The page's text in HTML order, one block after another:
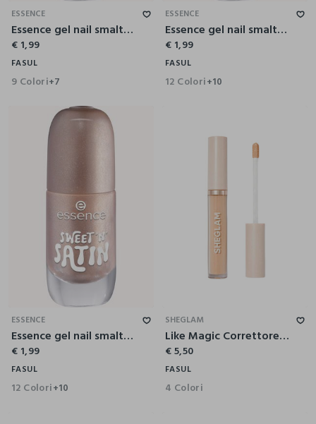
ESSENCE
Essence gel nail smalto unghie effetto gel 23
€ 1,99
FASUL
9 Colori+7
ESSENCE
Essence gel nail smalto unghie effetto gel 13
€ 1,99
FASUL
12 Colori+10
ESSENCE
Essence gel nail smalto unghie effetto gel 09
€ 1,99
FASUL
12 Colori+10
SHEGLAM
Like Magic Correttore Idratante-Fair
€ 5,50
FASUL
4 Colori